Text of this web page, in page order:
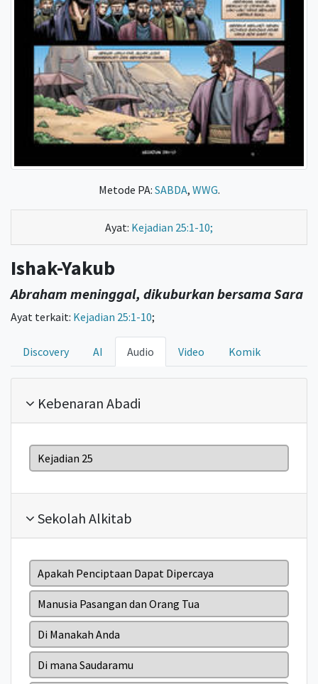
Metode PA: SABDA, WWG.
Ayat: Kejadian 25:1-10;
Ishak-Yakub
Abraham meninggal, dikuburkan bersama Sara
Ayat terkait: Kejadian 25:1-10;
Discovery AI Audio Video Komik
Kebenaran Abadi
Kejadian 25
Sekolah Alkitab
Apakah Penciptaan Dapat Dipercaya
Manusia Pasangan dan Orang Tua
Di Manakah Anda
Di mana Saudaramu